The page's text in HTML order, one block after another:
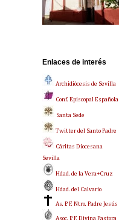
Enlaces de interés
Archidiócesis de Sevilla
Conf. Episcopal Española
Santa Sede
Twitter del Santo Padre
Cáritas Diocesana
Sevilla
Hdad. de la Vera+Cruz
Hdad. del Calvario
As. P. F. Ntro. Padre Jesús
Asoc. P. F. Divina Pastora